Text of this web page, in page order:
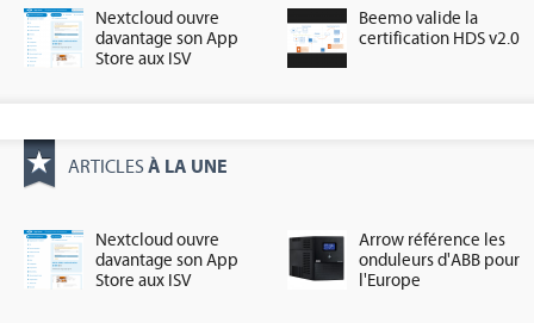
Nextcloud ouvre
davantage son App
Store aux ISV
Beemo valide la
certification HDS v2.0
ARTICLES À LA UNE
Nextcloud ouvre
davantage son App
Store aux ISV
Arrow référence les
onduleurs d'ABB pour
l'Europe